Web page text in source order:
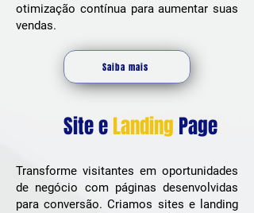
otimização contínua para aumentar suas
vendas.
Saiba mais
Site eLanding Page
Transforme visitantes em oportunidades
de negócio com páginas desenvolvidas
para conversão. Criamos sites e landing